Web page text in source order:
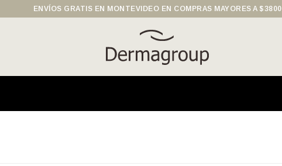
ENVÍOS GRATIS EN MONTEVIDEO EN COMPRAS MAYORES A $3800